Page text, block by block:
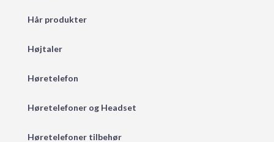
Hår produkter
Højtaler
Høretelefon
Høretelefoner og Headset
Høretelefoner tilbehør